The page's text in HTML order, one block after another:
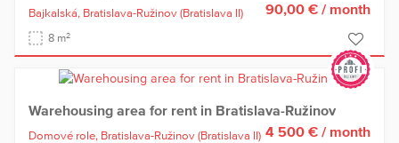
Bajkalská, Bratislava-Ružinov (Bratislava II)
8 m2
90,00 € / month
Warehousing area for rent in Bratislava-Ružinov
Domové role, Bratislava-Ružinov (Bratislava II) 4 500 € / month